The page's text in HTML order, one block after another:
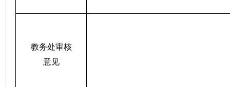
教务处审核
意见